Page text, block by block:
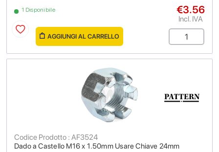
1 Disponibile €3.56
Incl. IVA
AGGIUNGI AL CARRELLO
Dado a Castello M16 x 1.50mm Usare Chiave 24mm
Codice Prodotto : AF3524